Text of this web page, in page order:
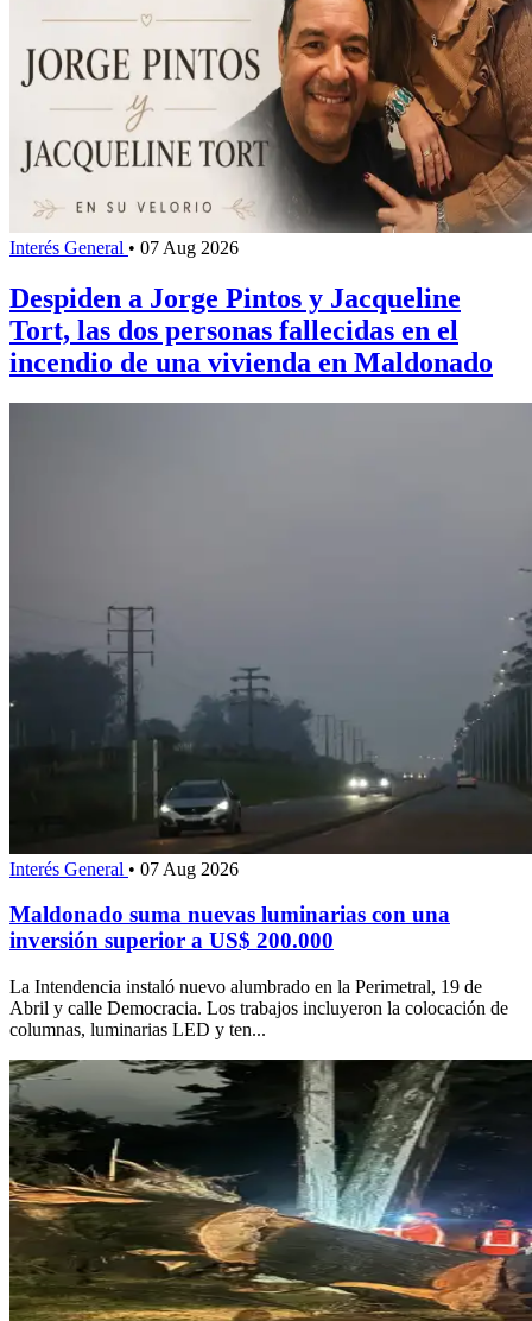
Interés General • 07 Aug 2026
Despiden a Jorge Pintos y Jacqueline
Tort, las dos personas fallecidas en el
incendio de una vivienda en Maldonado
Interés General • 07 Aug 2026
Maldonado suma nuevas luminarias con una
inversión superior a US$ 200.000
La Intendencia instaló nuevo alumbrado en la Perimetral, 19 de
Abril y calle Democracia. Los trabajos incluyeron la colocación de
columnas, luminarias LED y ten...